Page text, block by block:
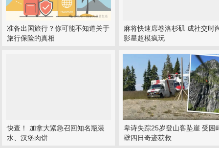
准备出国旅行？你可能不知道关于
旅行保险的真相
麻将快速席卷洛杉矶 成社交时
影星超模疯玩
快查！ 加拿大紧急召回知名瓶装
水、汉堡肉饼
卑诗失踪25岁登山客坠崖 受困
壁四日奇迹获救